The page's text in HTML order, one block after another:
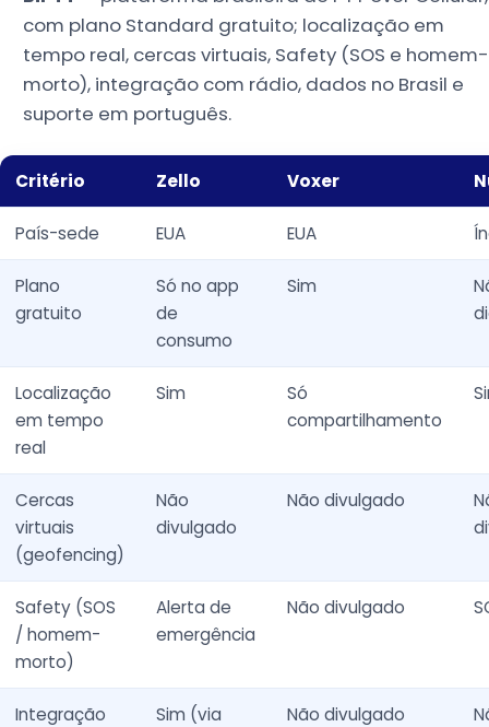
com plano Standard gratuito; localização em
tempo real, cercas virtuais, Safety (SOS e homem-
morto), integração com rádio, dados no Brasil e
suporte em português.
Critério Zello Voxer
País-sede EUA EUA
Plano
gratuito
Só no app
de
consumo
Sim
Localização
em tempo
real
Sim
Só
compartilhamento
Cercas
virtuais
(geofencing)
Não
divulgado
Não divulgado
Safety (SOS
/ homem-
morto)
Alerta de
emergência
Não divulgado
Integração
Sim (via
Não divulgado